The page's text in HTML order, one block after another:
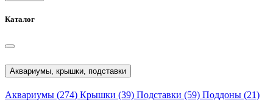
Каталог
Аквариумы, крышки, подставки
Аквариумы (274) Крышки (39) Подставки (59) Поддоны (21)